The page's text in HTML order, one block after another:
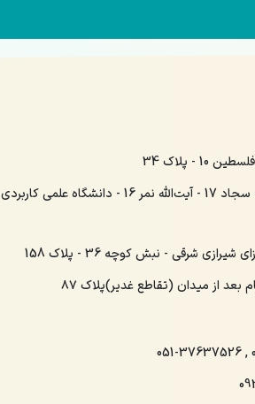
10 - پلاک 34
بلوار سجاد - سجاد 17 - آیت‌الله نمر 16 - دانشگاه علمی کاربردی
شرقی - نبش کوچه 36 - پلاک 158
بعد از میدان (تقاطع غدیر)پلاک ۸۷
,
051-37637526